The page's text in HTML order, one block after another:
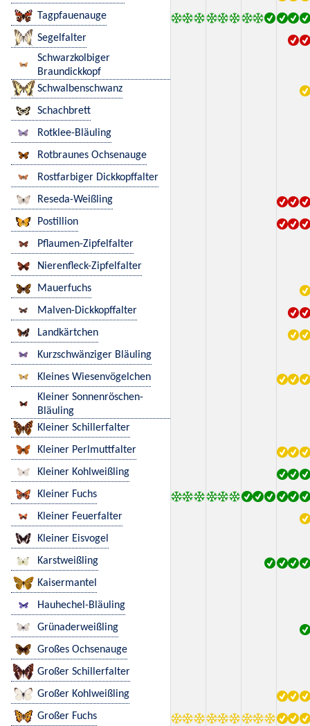
Tagpfauenauge
Segelfalter
Schwarzkolbiger
Braundickkopf
Schwalbenschwanz
Schachbrett
Rotklee-Bläuling
Rotbraunes Ochsenauge
Rostfarbiger Dickkopffalter
Reseda-Weißling
Postillion
Pflaumen-Zipfelfalter
Nierenfleck-Zipfelfalter
Mauerfuchs
Malven-Dickkopffalter
Landkärtchen
Kurzschwänziger Bläuling
Kleines Wiesenvögelchen
Kleiner Sonnenröschen-
Bläuling
Kleiner Schillerfalter
Kleiner Perlmuttfalter
Kleiner Kohlweißling
Kleiner Fuchs
Kleiner Feuerfalter
Kleiner Eisvogel
Karstweißling
Kaisermantel
Hauhechel-Bläuling
Grünaderweißling
Großes Ochsenauge
Großer Schillerfalter
Großer Kohlweißling
Großer Fuchs